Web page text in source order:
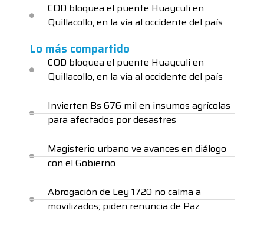
COD bloquea el puente Huayculi en
Quillacollo, en la vía al occidente del país
Lo más compartido
COD bloquea el puente Huayculi en
Quillacollo, en la vía al occidente del país
Invierten Bs 676 mil en insumos agrícolas
para afectados por desastres
Magisterio urbano ve avances en diálogo
con el Gobierno
Abrogación de Ley 1720 no calma a
movilizados; piden renuncia de Paz